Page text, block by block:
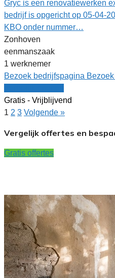
Gryc is een renovatiewerken
bedrijf is opgericht op 05-04-
KBO onder nummer…
Zonhoven
eenmanszaak
1 werknemer
Bezoek bedrijfspagina
Gratis - Vrijblijvend
1 2 3 Volgende »
Vergelijk offertes en
Gratis offertes